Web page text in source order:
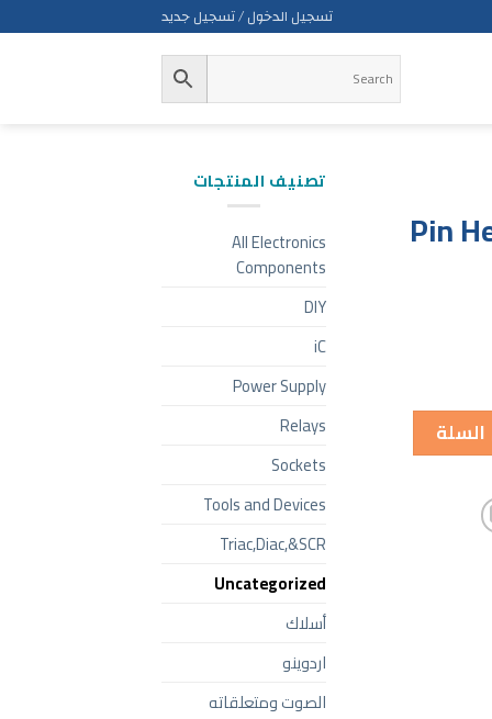
تسجيل الدخول / تسجيل جديد
Pin
تصنيف المنتجات
All Electronics
Components
DIY
iC
Power Supply
Relays
Sockets
Tools and Devices
Triac,Diac,&SCR
Uncategorized
أسلاك
اردوينو
الصوت ومتعلقاته